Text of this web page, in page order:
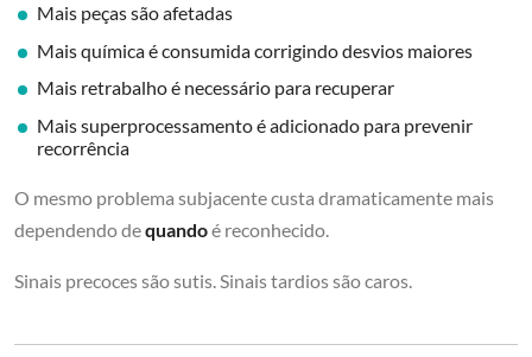
Mais peças são afetadas
Mais química é consumida corrigindo desvios maiores
Mais retrabalho é necessário para recuperar
Mais superprocessamento é adicionado para prevenir
recorrência
O mesmo problema subjacente custa dramaticamente mais
dependendo dequandoé reconhecido.
Sinais precoces são sutis. Sinais tardios são caros.